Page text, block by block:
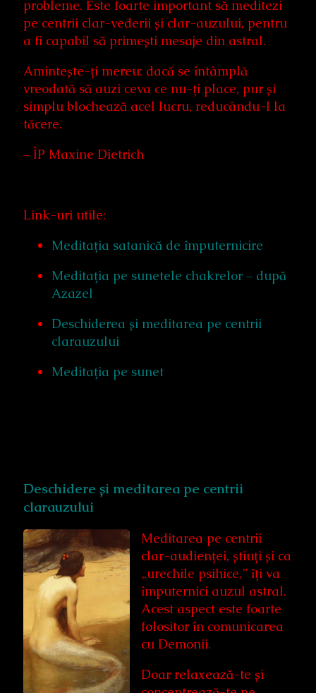
probleme. Este foarte important să meditezi
pe centrii clar-vederii și clar-auzului, pentru
a fi capabil să primești mesaje din astral.
Amintește-ți mereu: dacă se întâmplă
vreodată să auzi ceva ce nu-ți place, pur și
simplu blochează acel lucru, reducându-l la
tăcere.
– ÎP Maxine Dietrich
Link-uri utile:
Meditația satanică de împuternicire
Meditația pe sunetele chakrelor – după
Azazel
Deschiderea și meditarea pe centrii
clarauzului
Meditația pe sunet
Deschidere și meditarea pe centrii
clarauzului
Meditarea pe centrii
clar-audienței, știuți și ca
„urechile psihice,” îți va
împuternici auzul astral.
Acest aspect este foarte
folositor în comunicarea
cu Demonii.
Doar relaxează-te și